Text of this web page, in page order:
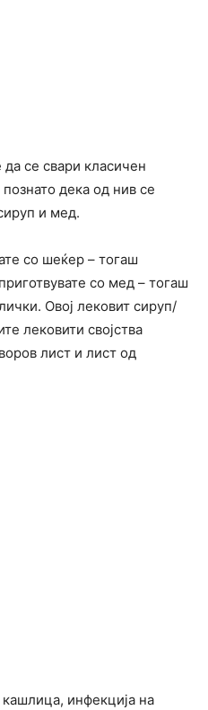
се свари класичен
дека од нив се
и мед.
со шеќер – тогаш
со мед – тогаш
Овој лековит сируп/
лековити својства
лист и лист од
инфекција на